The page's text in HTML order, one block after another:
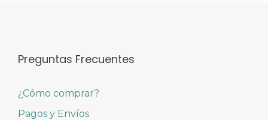
Preguntas Frecuentes
¿Cómo comprar?
Pagos y Envíos